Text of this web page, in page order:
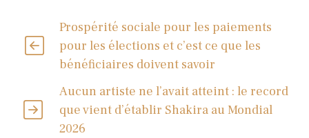
Prospérité sociale pour les paiements
pour les élections et c’est ce que les
bénéficiaires doivent savoir
Aucun artiste ne l’avait atteint : le record
que vient d’établir Shakira au Mondial
2026